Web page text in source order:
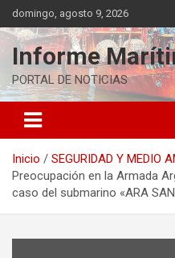
Saltar
al
contenido
domingo, agosto 9, 2026
Informe
PORTAL DE NOTICIAS
Inicio
SEGURIDAD Y MEDIO
Preocupación en la Armada
caso del submarino «ARA